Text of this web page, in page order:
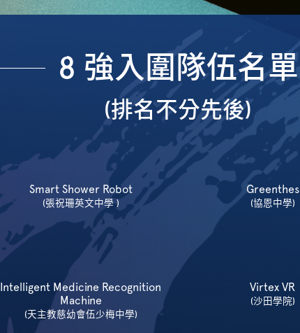
8 強入圍隊伍名單
(排名不分先後)
Smart Shower Robot
(張祝珊英文中學 )
Greenthes
(協恩中學)
Intelligent Medicine Recognition
Machine
(天主教慈幼會伍少梅中學)
Virtex VR
(沙田學院)